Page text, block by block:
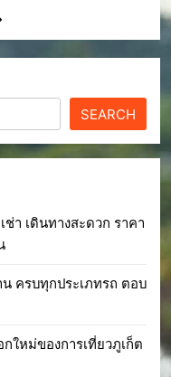
SEARCH
า เดินทางสะดวก ราคา
ครบทุกประเภทรถ ตอบ
ใหม่ของการเที่ยวภูเก็ต